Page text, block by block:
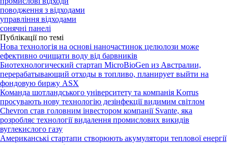
поводження з відходами
управління відходами
сонячні панелі
Публікації по темі
Нова технологія на основі наночастинок целюлози може
ефективно очищати воду від барвників
Биотехнологический стартап MicroBioGen из Австралии,
перерабатывающий отходы в топливо, планирует выйти на
фондовую биржу ASX
Команда шотландського університету та компанія Korrus
просувають нову технологію дезінфекції видимим світлом
Chevron став головним інвестором компанії Svante, яка
розробляє технології видалення промислових викидів
вуглекислого газу
Американські стартапи створюють акумулятори теплової енергії